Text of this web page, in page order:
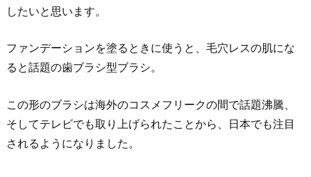
したいと思います。
ファンデーションを塗るときに使うと、毛穴レスの肌にな
ると話題の歯ブラシ型ブラシ。
この形のブラシは海外のコスメフリークの間で話題沸騰、
そしてテレビでも取り上げられたことから、日本でも注目
されるようになりました。